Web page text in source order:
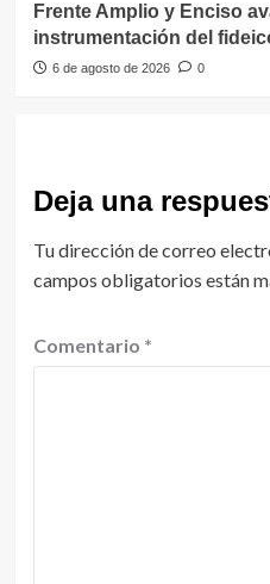
Frente Amplio y Enciso
instrumentación del
6 de agosto de 2026 0
Deja una
Tu dirección de correo
campos obligatorios están
Comentario *